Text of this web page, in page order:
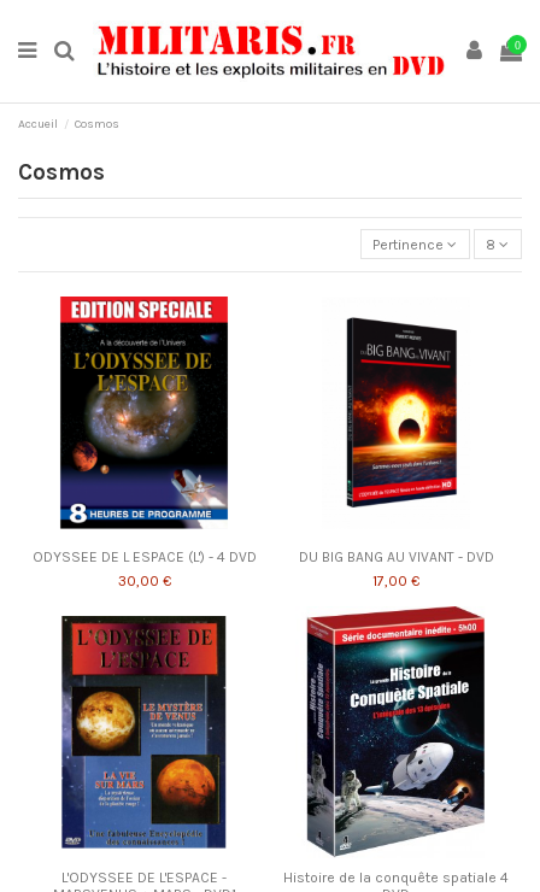
0
Accueil Cosmos
Cosmos
Pertinence 8
ODYSSEE DE L ESPACE (L') - 4 DVD
30,00 €
DU BIG BANG AU VIVANT - DVD
17,00 €
L'ODYSSEE DE L'ESPACE -
Histoire de la conquête spatiale 4